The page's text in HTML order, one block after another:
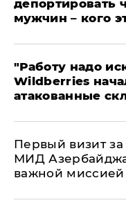
депортировать
мужчин – кого
"Работу надо
Wildberries
атакованные
Первый визит
МИД
важной миссией